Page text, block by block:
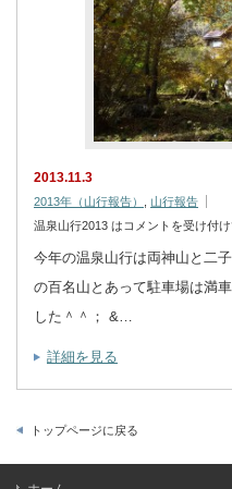
2013.11.3
2013年（山行報告）
山行報告
温泉山行2013 は コメントを受け付
今年の温泉山行は両神山と二
の百名山とあって駐車場は満
した＾＾； &…
詳細を見る
トップページに戻る